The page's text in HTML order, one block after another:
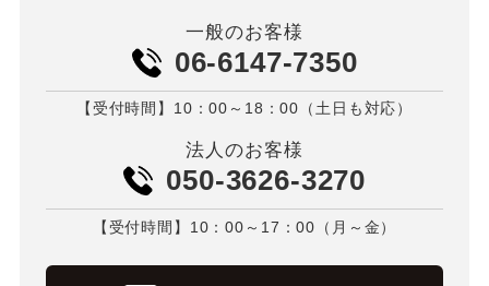
一般のお客様
06-6147-7350
【受付時間】10：00～18：00（土日も対応）
法人のお客様
050-3626-3270
【受付時間】10：00～17：00（月～金）